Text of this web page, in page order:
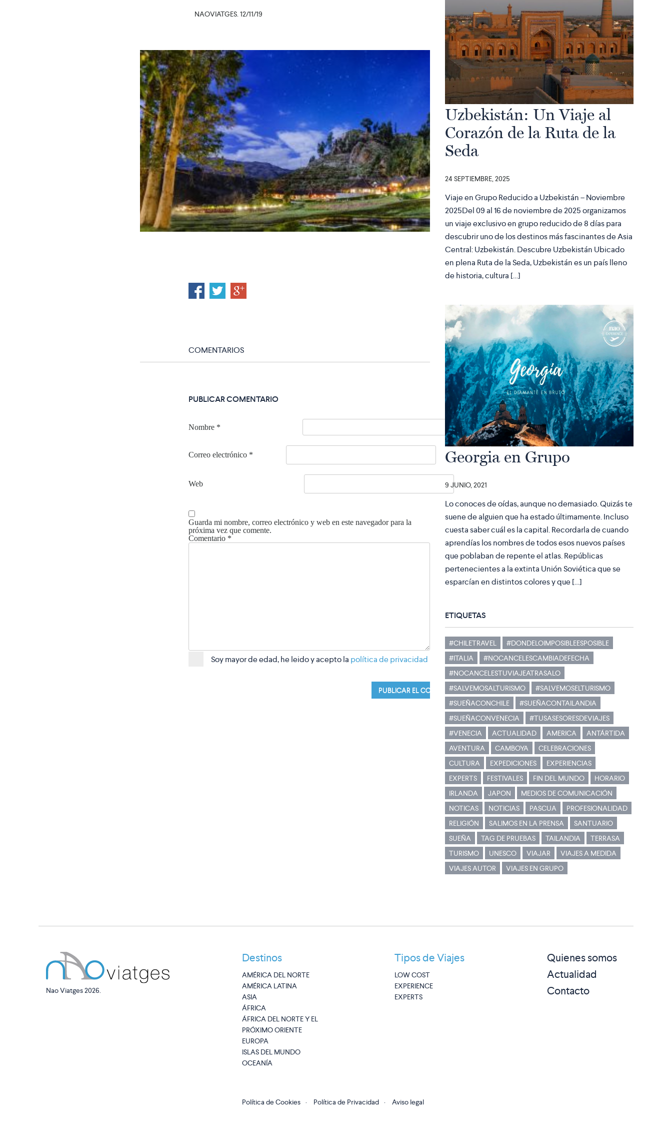
NAOVIATGES. 12/11/19
COMENTARIOS
PUBLICAR COMENTARIO
Nombre *
Correo electrónico *
Web
Guarda mi nombre, correo electrónico y web en este navegador para la
próxima vez que comente.
Comentario *
Soy mayor de edad, he leido y acepto la política de privacidad
Uzbekistán: Un Viaje al
Corazón de la Ruta de la
Seda
24 SEPTIEMBRE, 2025
Viaje en Grupo Reducido a Uzbekistán – Noviembre
2025Del 09 al 16 de noviembre de 2025 organizamos
un viaje exclusivo en grupo reducido de 8 días para
descubrir uno de los destinos más fascinantes de Asia
Central: Uzbekistán. Descubre Uzbekistán Ubicado
en plena Ruta de la Seda, Uzbekistán es un país lleno
de historia, cultura […]
Georgia en Grupo
9 JUNIO, 2021
Lo conoces de oídas, aunque no demasiado. Quizás te
suene de alguien que ha estado últimamente. Incluso
cuesta saber cuál es la capital. Recordarla de cuando
aprendías los nombres de todos esos nuevos países
que poblaban de repente el atlas. Repúblicas
pertenecientes a la extinta Unión Soviética que se
esparcían en distintos colores y que […]
ETIQUETAS
#CHILETRAVEL
#DONDELOIMPOSIBLEESPOSIBLE
#ITALIA
#NOCANCELESCAMBIADEFECHA
#NOCANCELESTUVIAJEATRASALO
#SALVEMOSALTURISMO
#SALVEMOSELTURISMO
#SUEÑACONCHILE
#SUEÑACONTAILANDIA
#SUEÑACONVENECIA
#TUSASESORESDEVIAJES
#VENECIA
ACTUALIDAD AMERICA
ANTÁRTIDA
AVENTURA
CAMBOYA
CELEBRACIONES
CULTURA
EXPEDICIONES
EXPERIENCIAS
EXPERTS
FESTIVALES FIN DEL MUNDO
HORARIO
IRLANDA
JAPON
MEDIOS DE COMUNICACIÓN
NOTICAS
NOTICIAS PASCUA
PROFESIONALIDAD
RELIGIÓN
SALIMOS EN LA PRENSA
SANTUARIO
SUEÑA
TAG DE PRUEBAS TAILANDIA
TERRASA
TURISMO
UNESCO VIAJAR
VIAJES A MEDIDA
VIAJES AUTOR
VIAJES EN GRUPO
Nao Viatges 2026.
Destinos
AMÉRICA DEL NORTE
AMÉRICA LATINA
ASIA
ÁFRICA
ÁFRICA DEL NORTE Y EL
PRÓXIMO ORIENTE
EUROPA
ISLAS DEL MUNDO
OCEANÍA
Tipos de Viajes
LOW COST
EXPERIENCE
EXPERTS
Quienes somos
Actualidad
Contacto
Política de Cookies · Política de Privacidad · Aviso legal